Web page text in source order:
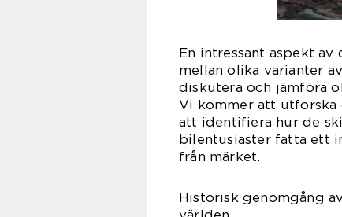
En intressant aspekt
mellan olika varianter
diskutera och jämföra
Vi kommer att utforska
att identifiera hur de
bilentusiaster fatta ett
från märket.
Historisk genomgång